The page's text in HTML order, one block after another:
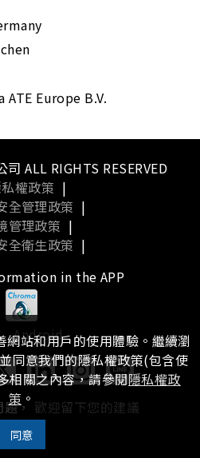
Europe B.V.
ALL RIGHTS RESERVED
權政策 |
全管理政策 |
管理政策 |
全衛生政策 |
in the APP
Android
， 歡迎留下您的建議
站和用戶的使用體驗。繼續瀏
同意我們的隱私權政策(包含使
相關之內容，請參閱隱私權政
策 。
同意